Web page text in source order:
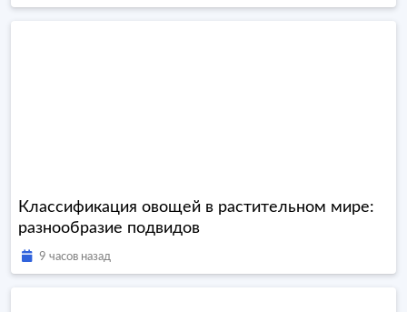
Классификация овощей в растительном мире:
разнообразие подвидов
9 часов назад